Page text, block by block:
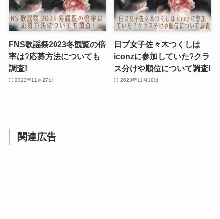
FNS歌謡祭2023冬観覧の倍
率は?応募方法についても
調査!
2023年11月27日
日プ女子佐々木つくしは
iconzに参加していた?クラ
ス分けや順位について調査!
2023年11月10日
関連広告